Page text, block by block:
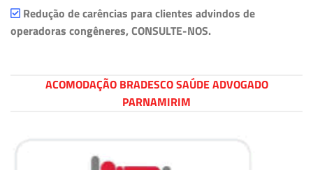
Redução de carências para clientes advindos de
operadoras congêneres, CONSULTE-NOS.
ACOMODAÇÃO BRADESCO SAÚDE ADVOGADO
PARNAMIRIM